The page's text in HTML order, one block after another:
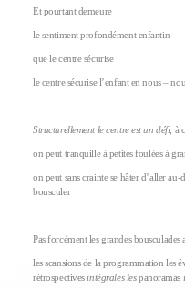
Et pourtant demeure
le sentiment profondément enfantin
que le centre sécurise
le centre sécurise l’enfant en nous –
Structurellement le centre est un défi, à
on peut tranquille à petites foulées à
on peut sans crainte se hâter d’aller
bousculer
Pas forcément les grandes bousculades
les scansions de la programmation les
rétrospectives intégrales lespanoramas